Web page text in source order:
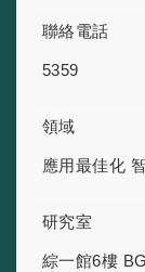
聯絡電話
5359
領域
應用最佳化
研究室
綜一館6樓